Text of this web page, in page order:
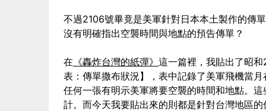
不過2106號畢竟是美軍針對日本本土製作的傳
沒有明確指出空襲時間與地點的預告傳單？
在 《轟炸台灣的紙彈》 這一篇裡，我貼出了昭
表：傳單撒布狀況】，表中記錄了美軍飛機當
任何一張有明示美軍將要空襲的時間和地點。
計。而今天我要貼出來的則都是針對台灣地區的